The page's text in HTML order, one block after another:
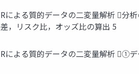
Rによる質的データの二変量解析 
差，リスク比，オッズ比の算出 5
Rによる質的データの二変量解析 ①